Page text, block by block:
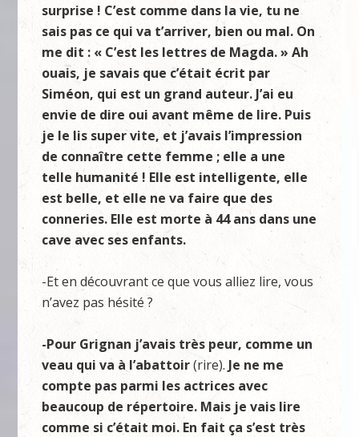
surprise ! C’est comme dans la vie, tu ne
sais pas ce qui va t’arriver, bien ou mal. On
me dit : « C’est les lettres de Magda. » Ah
ouais, je savais que c’était écrit par
Siméon, qui est un grand auteur. J’ai eu
envie de dire oui avant même de lire. Puis
je le lis super vite, et j’avais l’impression
de connaître cette femme ; elle a une
telle humanité ! Elle est intelligente, elle
est belle, et elle ne va faire que des
conneries. Elle est morte à 44 ans dans une
cave avec ses enfants.
-Et en découvrant ce que vous alliez lire, vous
n’avez pas hésité ?
-Pour Grignan j’avais très peur, comme un
veau qui va à l’abattoir(rire). Je ne me
compte pas parmi les actrices avec
beaucoup de répertoire. Mais je vais lire
comme si c’était moi. En fait ça s’est très